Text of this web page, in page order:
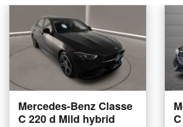
Mercedes-Benz Classe
C 220 d Mild hybrid